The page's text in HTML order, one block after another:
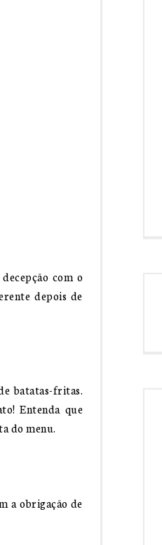
com o
depois de
batatas-fritas.
Entenda que
do menu.
a obrigação de